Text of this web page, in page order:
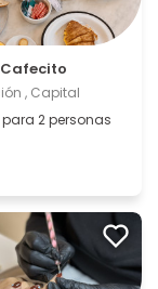
, Capital
2 personas